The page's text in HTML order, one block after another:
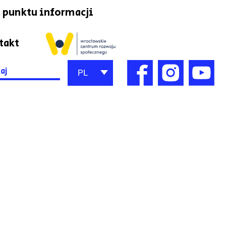
punktu informacji
PL